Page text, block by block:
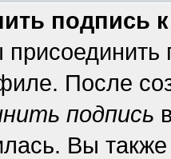
подпись
После
подпись
Вы